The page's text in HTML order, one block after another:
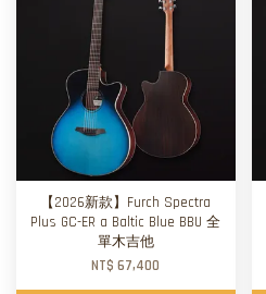
【2026新款】Furch Spectra
Plus GC-ER a Baltic Blue BBU 全
單木吉他
NT$ 67,400